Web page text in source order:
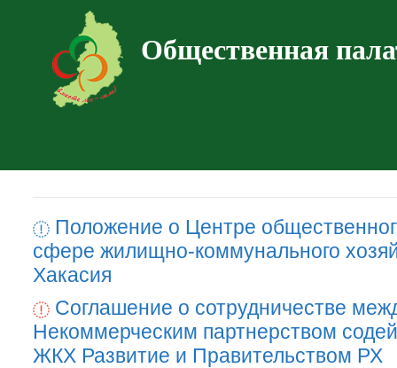
Общественная
Положение о Центре
сфере жилищно-коммунального
Хакасия
Соглашение о сотрудничестве
Некоммерческим партнерством
ЖКХ Развитие и Правительством РХ